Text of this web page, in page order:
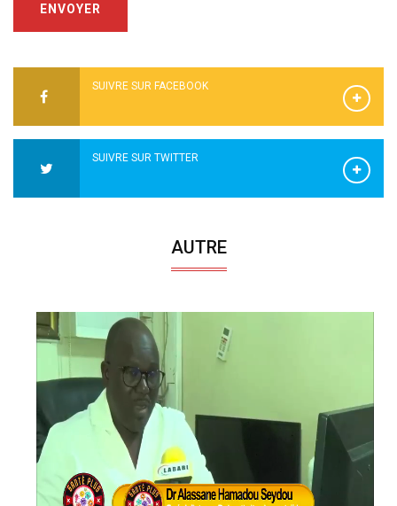
ENVOYER
SUIVRE SUR FACEBOOK
SUIVRE SUR TWITTER
AUTRE